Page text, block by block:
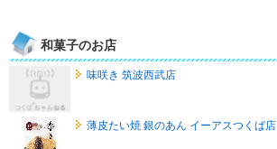
和菓子のお店
味咲き 筑波西武店
薄皮たい焼 銀のあん イーアスつくば店